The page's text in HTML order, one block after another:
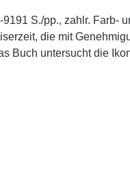
S./pp., zahlr. Farb-
die mit
Buch untersucht die